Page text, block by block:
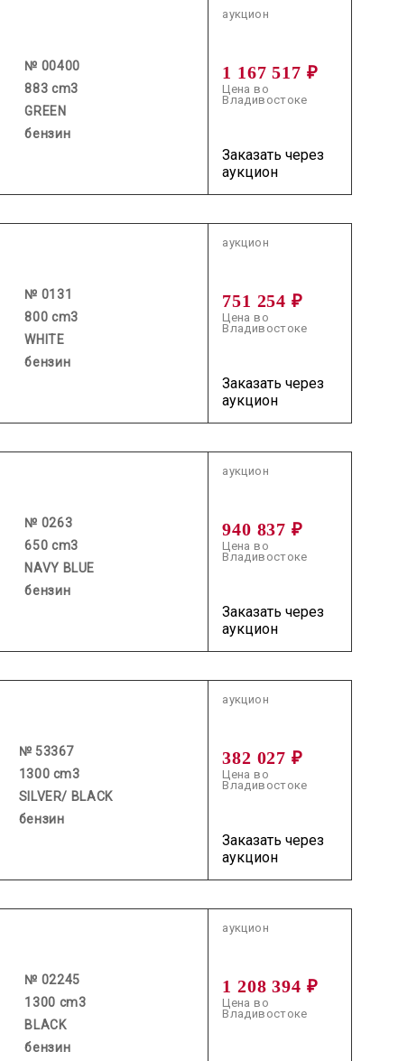
№ 00400
883 cm3
GREEN
бензин
аукцион
1 167 517 ₽
Цена во
Владивостоке
Заказать через
аукцион
№ 0131
800 cm3
WHITE
бензин
аукцион
751 254 ₽
Цена во
Владивостоке
Заказать через
аукцион
№ 0263
650 cm3
NAVY BLUE
бензин
аукцион
940 837 ₽
Цена во
Владивостоке
Заказать через
аукцион
№ 53367
1300 cm3
SILVER/ BLACK
бензин
аукцион
382 027 ₽
Цена во
Владивостоке
Заказать через
аукцион
№ 02245
1300 cm3
BLACK
бензин
аукцион
1 208 394 ₽
Цена во
Владивостоке